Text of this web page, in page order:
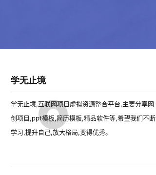
学无止境
学无止境,互联网项目虚拟资源整合平台,主要分享网
创项目,ppt模板,简历模板,精品软件等,希望我们不断
学习,提升自己,放大格局,变得优秀。